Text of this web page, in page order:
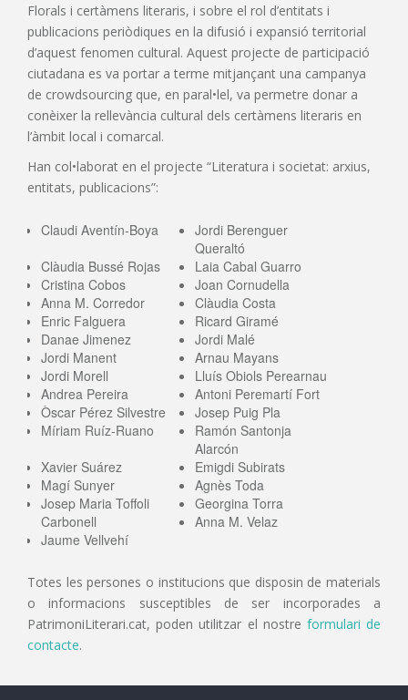
Florals i certàmens literaris, i sobre el rol d’entitats i
publicacions periòdiques en la difusió i expansió territorial
d’aquest fenomen cultural. Aquest projecte de participació
ciutadana es va portar a terme mitjançant una campanya
de crowdsourcing que, en paral•lel, va permetre donar a
conèixer la rellevància cultural dels certàmens literaris en
l’àmbit local i comarcal.
Han col•laborat en el projecte “Literatura i societat: arxius,
entitats, publicacions”:
Claudi Aventín-Boya
Jordi Berenguer
Queraltó
Clàudia Bussé Rojas
Laia Cabal Guarro
Cristina Cobos
Joan Cornudella
Anna M. Corredor
Clàudia Costa
Enric Falguera
Ricard Giramé
Danae Jimenez
Jordi Malé
Jordi Manent
Arnau Mayans
Jordi Morell
Lluís Obiols Perearnau
Andrea Pereira
Antoni Peremartí Fort
Òscar Pérez Silvestre
Josep Puig Pla
Míriam Ruíz-Ruano
Ramón Santonja
Alarcón
Xavier Suárez
Emigdi Subirats
Magí Sunyer
Agnès Toda
Josep Maria Toffoli
Carbonell
Georgina Torra
Anna M. Velaz
Jaume Vellvehí
Totes les persones o institucions que disposin de materials
o informacions susceptibles de ser incorporades a
PatrimoniLiterari.cat, poden utilitzar el nostre formulari de
contacte.